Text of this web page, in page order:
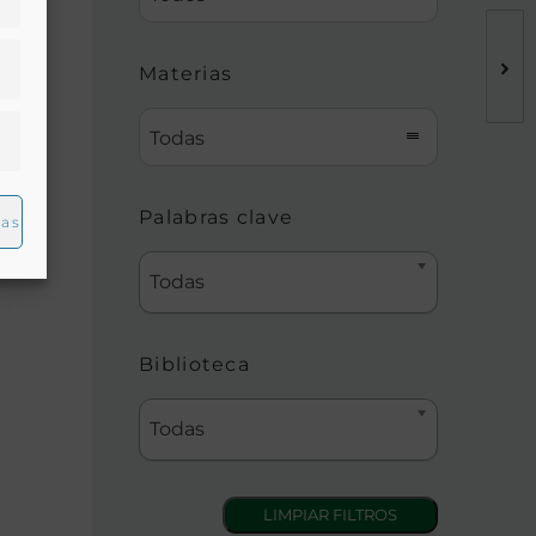
Materias
Todas
Palabras clave
Todas
Biblioteca
Todas